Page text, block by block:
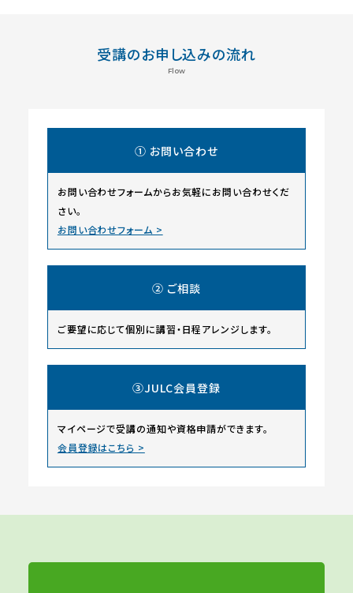
受講のお申し込みの流れ
Flow
① お問い合わせ
お問い合わせフォームからお気軽にお問い合わせくだ
さい。
お問い合わせフォーム >
② ご相談
ご要望に応じて個別に講習・日程アレンジします。
③JULC会員登録
マイページで受講の通知や資格申請ができます。
会員登録はこちら >